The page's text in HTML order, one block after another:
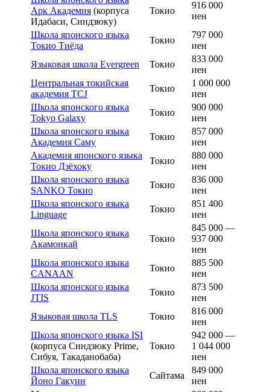
Арк Академия (корпуса
Идабаси, Синдзюку)
Токио
916 000
иен
Школа японского языка
Токио Тиёда
Токио
797 000
иен
Языковая школа Evergreen
Токио
833 000
иен
Центральная токийская
академия TCJ
Токио
1 000 000
иен
Школа японского языка
Tokyo Galaxy
Токио
900 000
иен
Школа японского языка
Академия Саму
Токио
857 000
иен
Академия японского языка
Токио Дзёхоку
Токио
880 000
иен
Школа японского языка
SANKO Токио
Токио
836 000
иен
Школа японского языка
Linguage
Токио
851 400
иен
Школа японского языка
Акамонкай
Токио
845 000 —
937 000
иен
Школа японского языка
CANAAN
Токио
885 500
иен
Школа японского языка
JTIS
Токио
873 500
иен
Языковая школа TLS
Токио
816 000
иен
Школа японского языка ISI
(корпуса Синдзюку Prime,
Сибуя, Такаданобаба)
Токио
942 000 —
1 044 000
иен
Школа японского языка
Йоно Гакуин
Сайтама
849 000
иен